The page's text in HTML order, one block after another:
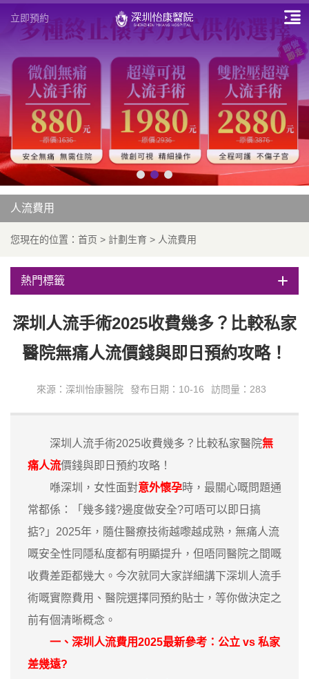
立即預約
人流費用
您現在的位置： 首页 > 計劃生育 > 人流費用
熱門標籤
深圳人流手術2025收費幾多？比較私家
醫院無痛人流價錢與即日預約攻略！
來源：深圳怡康醫院 發布日期：10-16 訪問量：283
深圳人流手術2025收費幾多？比較私家醫院無
痛人流價錢與即日預約攻略！
喺深圳，女性面對意外懷孕時，最關心嘅問題通
常都係：「幾多錢?邊度做安全?可唔可以即日搞
掂?」2025年，隨住醫療技術越嚟越成熟，無痛人流
嘅安全性同隱私度都有明顯提升，但唔同醫院之間嘅
收費差距都幾大。今次就同大家詳細講下深圳人流手
術嘅實際費用、醫院選擇同預約貼士，等你做決定之
前有個清晰概念。
一、深圳 人流費用2025最新參考：公立 vs 私家
差幾遠?